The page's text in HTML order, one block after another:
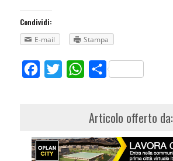
Condividi:
E-mail
Stampa
FacebookTwitterWhatsApp
Share
Articolo offerto da: